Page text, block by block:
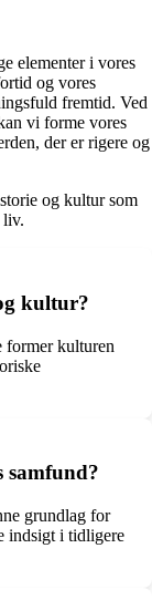
elementer i vores
og vores
fremtid. Ved
vi forme vores
der er rigere og
og kultur som
liv.
kultur?
former kulturen
samfund?
grundlag for
indsigt i tidligere